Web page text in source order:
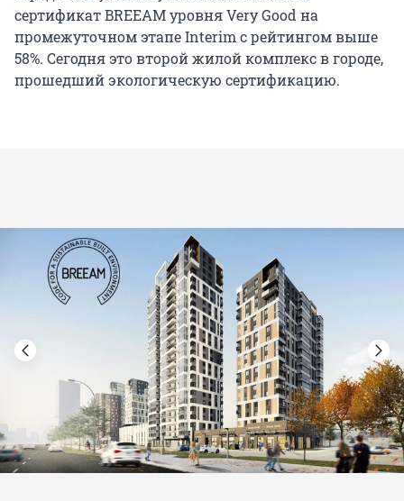
сертификат BREEAM уровня Very Good на
промежуточном этапе Interim с рейтингом выше
58%. Сегодня это второй жилой комплекс в городе,
прошедший экологическую сертификацию.